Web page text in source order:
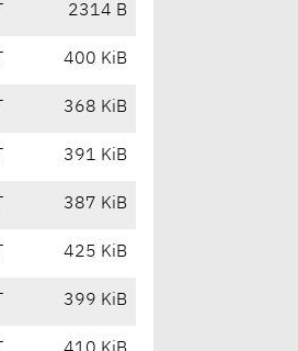
2314 B
400 KiB
368 KiB
391 KiB
387 KiB
425 KiB
399 KiB